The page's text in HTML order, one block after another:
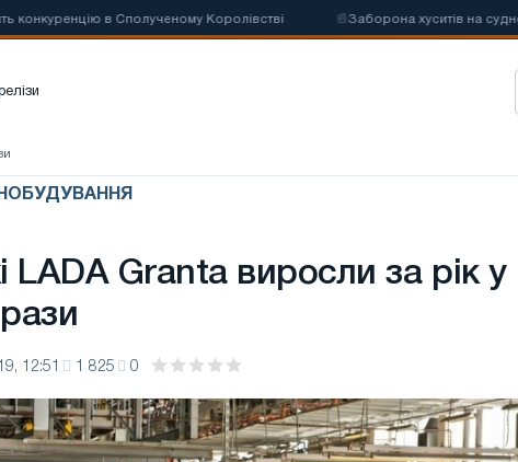
в Сполученому Королівстві Заборона хуситів на
LADA Granta виросли за рік у
12:51 1 825 0